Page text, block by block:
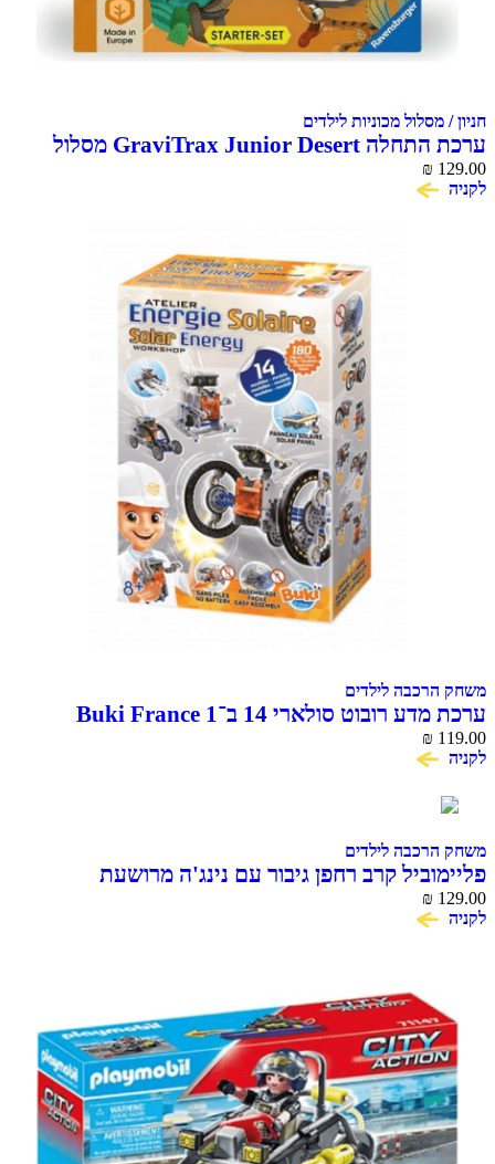
חניון / מסלול מכוניות לילדים
ערכת התחלה GraviTrax Junior Desert מסלול
גולות לילדים Ravensburger
₪ 129.00
לקניה
משחק הרכבה לילדים
ערכת מדע רובוט סולארי 14 ב־1 Buki France
₪ 119.00
לקניה
משחק הרכבה לילדים
פליימוביל קרב רחפן גיבור עם נינג'ה מרושעת
₪ 129.00
לקניה